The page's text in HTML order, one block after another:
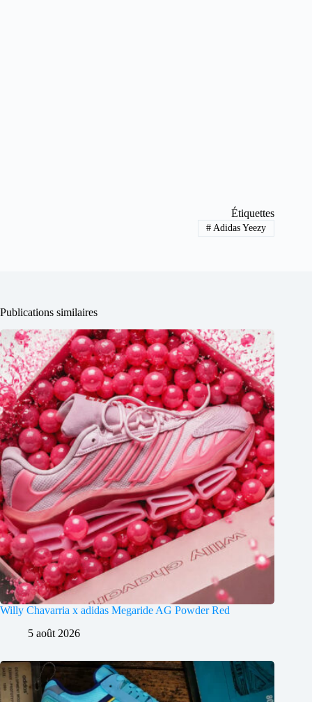
Étiquettes
# Adidas Yeezy
Publications similaires
Willy Chavarria x adidas Megaride AG Powder Red
5 août 2026